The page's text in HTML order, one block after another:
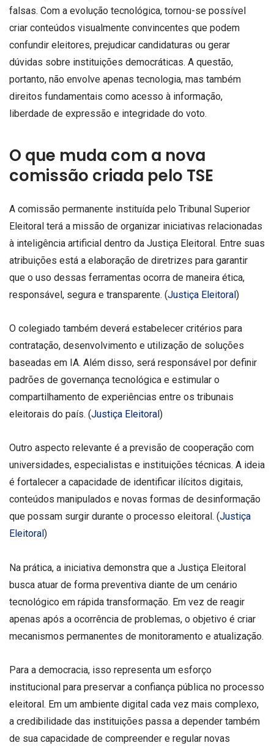
falsas. Com a evolução tecnológica, tornou-se possível
criar conteúdos visualmente convincentes que podem
confundir eleitores, prejudicar candidaturas ou gerar
dúvidas sobre instituições democráticas. A questão,
portanto, não envolve apenas tecnologia, mas também
direitos fundamentais como acesso à informação,
liberdade de expressão e integridade do voto.
O que muda com a nova
comissão criada pelo TSE
A comissão permanente instituída pelo Tribunal Superior
Eleitoral terá a missão de organizar iniciativas relacionadas
à inteligência artificial dentro da Justiça Eleitoral. Entre suas
atribuições está a elaboração de diretrizes para garantir
que o uso dessas ferramentas ocorra de maneira ética,
responsável, segura e transparente. (Justiça Eleitoral)
O colegiado também deverá estabelecer critérios para
contratação, desenvolvimento e utilização de soluções
baseadas em IA. Além disso, será responsável por definir
padrões de governança tecnológica e estimular o
compartilhamento de experiências entre os tribunais
eleitorais do país. (Justiça Eleitoral )
Outro aspecto relevante é a previsão de cooperação com
universidades, especialistas e instituições técnicas. A ideia
é fortalecer a capacidade de identificar ilícitos digitais,
conteúdos manipulados e novas formas de desinformação
que possam surgir durante o processo eleitoral. (Justiça
Eleitoral )
Na prática, a iniciativa demonstra que a Justiça Eleitoral
busca atuar de forma preventiva diante de um cenário
tecnológico em rápida transformação. Em vez de reagir
apenas após a ocorrência de problemas, o objetivo é criar
mecanismos permanentes de monitoramento e atualização.
Para a democracia, isso representa um esforço
institucional para preservar a confiança pública no processo
eleitoral. Em um ambiente digital cada vez mais complexo,
a credibilidade das instituições passa a depender também
de sua capacidade de compreender e regular novas